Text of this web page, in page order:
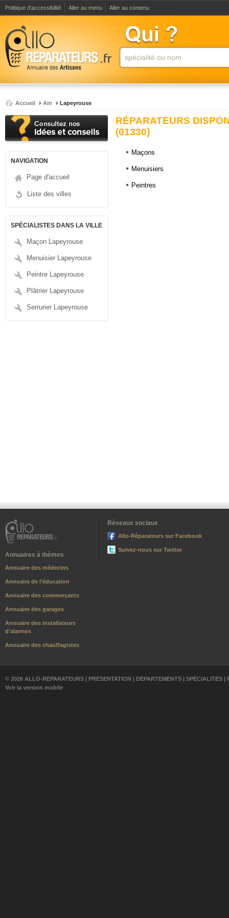
Politique d'accessibilité Aller au menu Aller au contenu
Accueil Ain Lapeyrouse
NAVIGATION
Page d'accueil
Liste des villes
SPÉCIALISTES DANS LA VILLE
Maçon Lapeyrouse
Menuisier Lapeyrouse
Peintre Lapeyrouse
Plâtrier Lapeyrouse
Serrurier Lapeyrouse
RÉPARATEURS
(01330)
Maçons
Menuisiers
Peintres
Annuaires à thèmes
Annuaire des médecins
Annuaire de l'éducation
Annuaire des commerçants
Annuaire des garages
Annuaire des installateurs
d'alarmes
Annuaire des chauffagistes
Réseaux sociaux
Allo-Réparateurs sur Facebook
Suivez-nous sur Twitter
© 2026 ALLO-RÉPARATEURS | PRÉSENTATION | DÉPARTEMENTS | SPÉCIALITÉS |
Voir la version mobile